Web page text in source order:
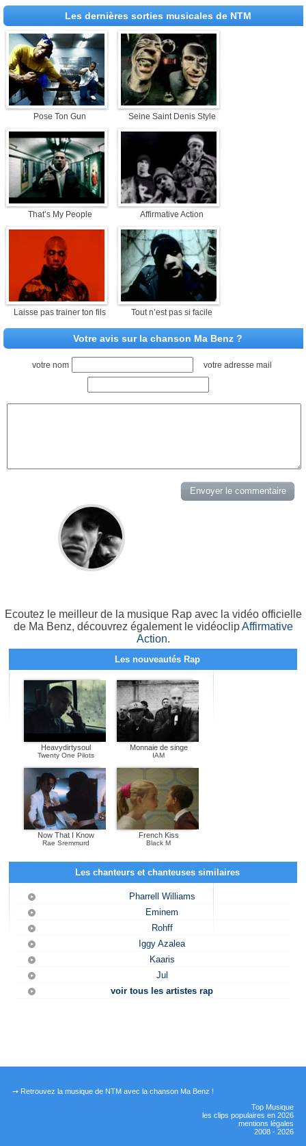
Les dernières sorties musicales de NTM
Pose Ton Gun Seine Saint Denis Style
That’s My People Affirmative Action
Laisse pas trainer ton fils Tout n’est pas si facile
Votre avis sur la chanson Ma Benz ?
votre nom votre adresse mail
Ecoutez le meilleur de la musique Rap avec la vidéo officielle
de Ma Benz, découvrez également le vidéoclipAffirmative
Action.
Les nouveautés Rap
Heavydirtysoul
Twenty One Pilots
Monnaie de singe
IAM
Now That I Know
Rae Sremmurd
French Kiss
Black M
Les chanteurs et chanteuses similaires
Pharrell Williams
Eminem
Rohff
Iggy Azalea
Kaaris
Jul
voir tous les artistes rap
➙ Retrouvez la musique de NTM avec la chanson Ma Benz !
Top Musique
les clips populaires en 2026
mentions légales
2008 - 2026